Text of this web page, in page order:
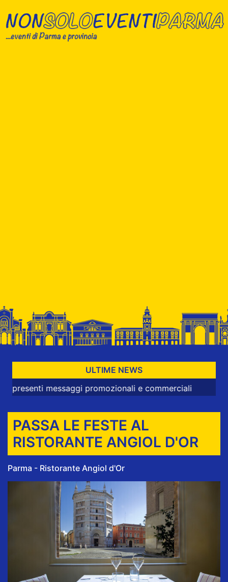
ULTIME NEWS
messaggi promozionali e commerciali
PASSA LE FESTE AL
RISTORANTE ANGIOL D'OR
Parma - Ristorante Angiol d'Or